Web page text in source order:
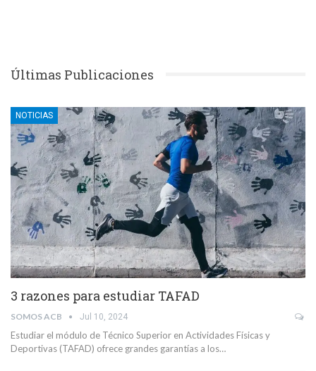
Últimas Publicaciones
NOTICIAS
3 razones para estudiar TAFAD
SOMOS ACB Jul 10, 2024
Estudiar el módulo de Técnico Superior en Actividades Físicas y
Deportivas (TAFAD) ofrece grandes garantías a los…